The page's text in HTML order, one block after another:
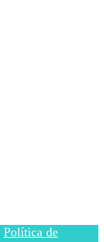
Política de